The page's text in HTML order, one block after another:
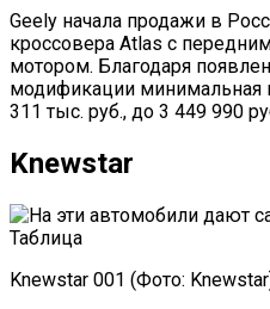
Geely начала продажи в
кроссовера Atlas с
мотором. Благодаря
модификации минимальная
311 тыс. руб., до 3 449 990
Knewstar
Knewstar 001 (Фото: